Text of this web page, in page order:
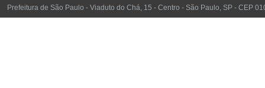
Prefeitura de São Paulo - Viaduto do Chá, 15 - Centro - São Paulo, SP - CEP